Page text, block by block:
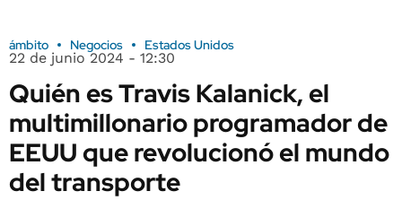
ámbito Negocios Estados Unidos
22 de junio 2024 - 12:30
Quién es Travis Kalanick, el
multimillonario programador de
EEUU que revolucionó el mundo
del transporte